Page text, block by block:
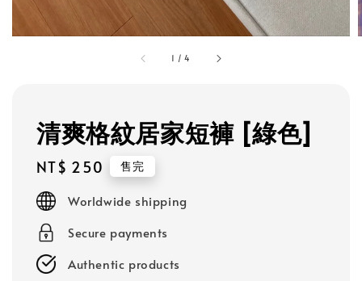
1 /4
清爽格紋居家短褲 [綠色]
Regular
price
NT$ 250 售完
Worldwide shipping
Secure payments
Authentic products